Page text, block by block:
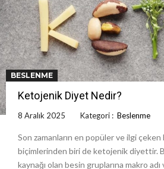
BESLENME
Ketojenik Diyet Nedir?
8 Aralık 2025 Kategori : Beslenme
Son zamanların en popüler ve ilgi
biçimlerinden biri de ketojenik diyettir.
kaynağı olan besin gruplarına makro